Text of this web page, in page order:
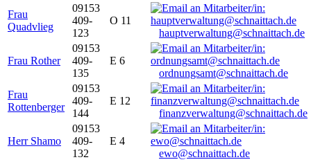
Frau
Quadvlieg
09153
409-
123
O 11
hauptverwaltung@schnaittach.de
Frau Rother
09153
409-
135
E 6
ordnungsamt@schnaittach.de
Frau
Rottenberger
09153
409-
144
E 12
finanzverwaltung@schnaittach.de
Herr Shamo
09153
409-
132
E 4
ewo@schnaittach.de